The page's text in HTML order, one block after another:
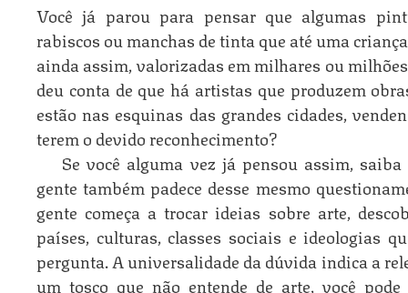
Você já parou para pensar que algumas
rabiscos ou manchas de tinta que até uma
ainda assim, valorizadas em milhares ou
deu conta de que há artistas que produzem
estão nas esquinas das grandes cidades,
terem o devido reconhecimento?
Se você alguma vez já pensou assim,
gente também padece desse mesmo
gente começa a trocar ideias sobre arte,
países, culturas, classes sociais e ideologias
pergunta. A universalidade da dúvida indica a
um tosco que não entende de arte, você